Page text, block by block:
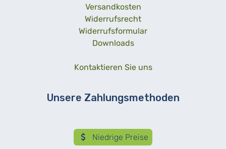
Versandkosten
Widerrufsrecht
Widerrufsformular
Downloads
Kontaktieren Sie uns
Unsere Zahlungsmethoden
Niedrige Preise